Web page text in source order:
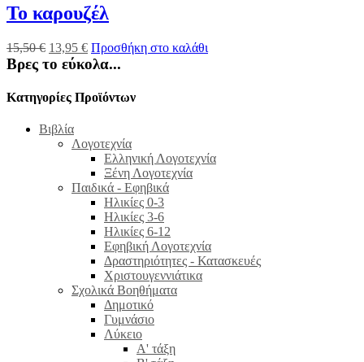
Το καρουζέλ
15,50€ 13,95 € Προσθήκη στο καλάθι
Βρες το εύκολα...
Κατηγορίες Προϊόντων
Βιβλία
Λογοτεχνία
Ελληνική Λογοτεχνία
Ξένη Λογοτεχνία
Παιδικά - Εφηβικά
Ηλικίες 0-3
Ηλικίες 3-6
Ηλικίες 6-12
Εφηβική Λογοτεχνία
Δραστηριότητες - Κατασκευές
Χριστουγεννιάτικα
Σχολικά Βοηθήματα
Δημοτικό
Γυμνάσιο
Λύκειο
Α' τάξη